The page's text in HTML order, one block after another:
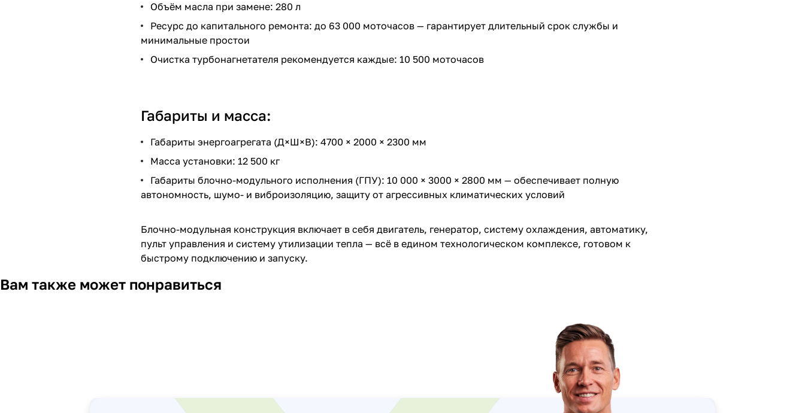
Объём масла при замене: 280 л
Ресурс до капитального ремонта: до 63 000 моточасов — гарантирует длительный срок службы и
минимальные простои
Очистка турбонагнетателя рекомендуется каждые: 10 500 моточасов
Габариты и масса:
Габариты энергоагрегата (Д×Ш×В): 4700 × 2000 × 2300 мм
Масса установки: 12 500 кг
Габариты блочно-модульного исполнения (ГПУ): 10 000 × 3000 × 2800 мм — обеспечивает полную
автономность, шумо- и виброизоляцию, защиту от агрессивных климатических условий
Блочно-модульная конструкция включает в себя двигатель, генератор, систему охлаждения, автоматику,
пульт управления и систему утилизации тепла — всё в едином технологическом комплексе, готовом к
быстрому подключению и запуску.
Вам также может понравиться